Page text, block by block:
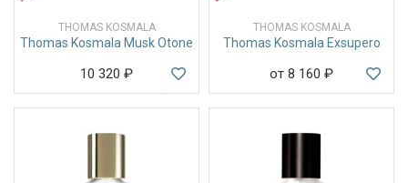
THOMAS KOSMALA
Thomas Kosmala Musk Otone
10 320 ₽
THOMAS KOSMALA
Thomas Kosmala Exsupero
от 8 160 ₽